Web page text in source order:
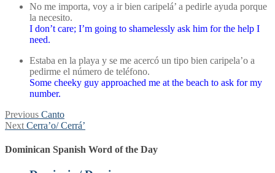
No me importa, voy a ir bien caripelá’ a pedirle ayuda porque
la necesito.
I don’t care; I’m going to shamelessly ask him for the help I
need.
Estaba en la playa y se me acercó un tipo bien caripela’o a
pedirme el número de teléfono.
Some cheeky guy approached me at the beach to ask for my
number.
Post
navigation
Previous Previous
post:
Canto
Next Next
Cerra’o/ Cerrá’
Dominican Spanish Word of the Day